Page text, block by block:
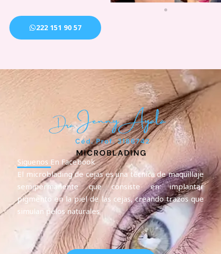
222 151 90 57
Siguenos En Facebook
El microblading de cejas es una técnica de maquillaje
semipermanente que consiste en implantar
pigmento en la piel de las cejas, creando trazos que
simulan pelos naturales